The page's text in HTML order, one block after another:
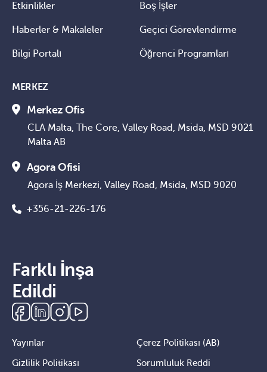
Etkinlikler
Haberler & Makaleler
Bilgi Portalı
Boş İşler
Geçici Görevlendirme
Öğrenci Programları
MERKEZ
Merkez Ofis
CLA Malta, The Core, Valley Road, Msida, MSD 9021
Malta AB
Agora Ofisi
Agora İş Merkezi, Valley Road, Msida, MSD 9020
+356-21-226-176
Farklı İnşa
Edildi
Yayınlar Çerez Politikası (AB)
Gizlilik Politikası Sorumluluk Reddi